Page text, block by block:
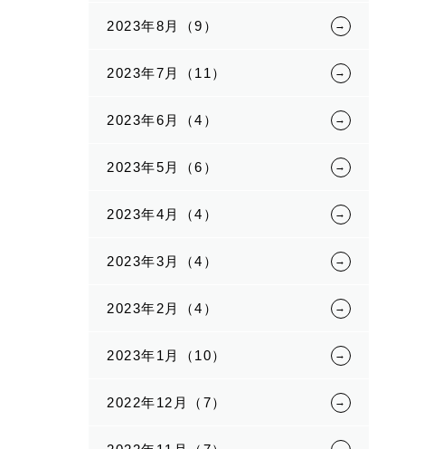
2023年8月（9）
2023年7月（11）
2023年6月（4）
2023年5月（6）
2023年4月（4）
2023年3月（4）
2023年2月（4）
2023年1月（10）
2022年12月（7）